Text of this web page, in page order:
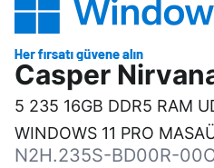
Casper
5 235 16GB DDR5 RAM
WINDOWS 11 PRO
N2H.235S-BD00R-